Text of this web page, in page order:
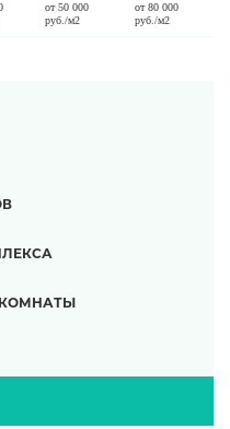
от 50 000
руб./м2
от 80 000
руб./м2